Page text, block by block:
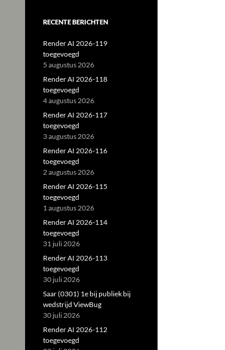
RECENTE BERICHTEN
Render AI 2026-119
toegevoegd
5 augustus 2026
Render AI 2026-118
toegevoegd
4 augustus 2026
Render AI 2026-117
toegevoegd
3 augustus 2026
Render AI 2026-116
toegevoegd
2 augustus 2026
Render AI 2026-115
toegevoegd
1 augustus 2026
Render AI 2026-114
toegevoegd
31 juli 2026
Render AI 2026-113
toegevoegd
30 juli 2026
Saar (0301) 1e bij publiek bij
wedstrijd ViewBug
30 juli 2026
Render AI 2026-112
toegevoegd